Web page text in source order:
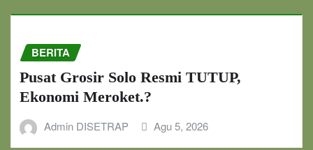
BERITA
Pusat Grosir Solo Resmi TUTUP,
Ekonomi Meroket.?
Admin DISETRAP Agu 5, 2026